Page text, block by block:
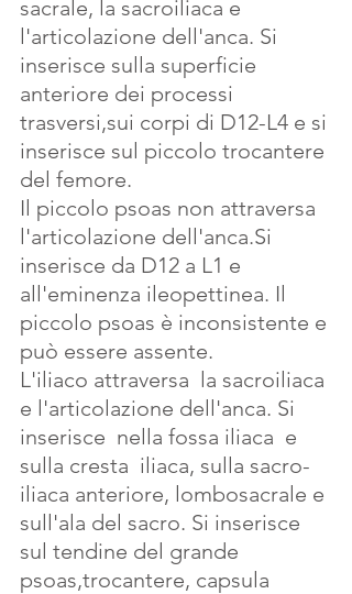
sacrale, la sacroiliaca e
l'articolazione dell'anca. Si
inserisce sulla superficie
anteriore dei processi
trasversi,sui corpi di D12-L4 e si
inserisce sul piccolo trocantere
del femore.
Il piccolo psoas non attraversa
l'articolazione dell'anca.Si
inserisce da D12 a L1 e
all'eminenza ileopettinea. Il
piccolo psoas è inconsistente e
può essere assente.
L'iliaco attraversa  la sacroiliaca
e l'articolazione dell'anca. Si
inserisce  nella fossa iliaca  e
sulla cresta  iliaca, sulla sacro-
iliaca anteriore, lombosacrale e
sull'ala del sacro. Si inserisce
sul tendine del grande
psoas,trocantere, capsula